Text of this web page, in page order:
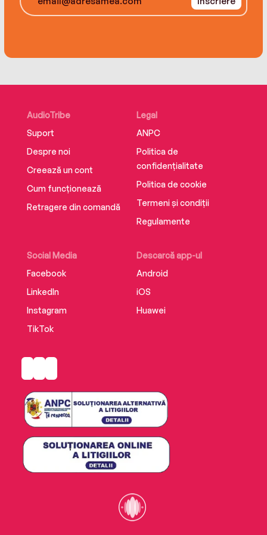
In American on Purpose, Craig Ferguson talks a
red, white, and blue streak about everything our
AudioTribe
Suport
Despre noi
Creează un cont
Cum funcționează
Retragere din comandă
Social Media
Facebook
LinkedIn
Instagram
TikTok
Descarcă app-ul
Android
iOS
Huawei
Legal
ANPC
Politica de
confidențialitate
Politica de cookie
Termeni și condiții
Regulamente